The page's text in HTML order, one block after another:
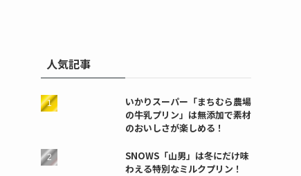
人気記事
いかりスーパー「まちむら農場
の牛乳プリン」は無添加で素材
のおいしさが楽しめる！
SNOWS「山男」は冬にだけ味
わえる特別なミルクプリン！